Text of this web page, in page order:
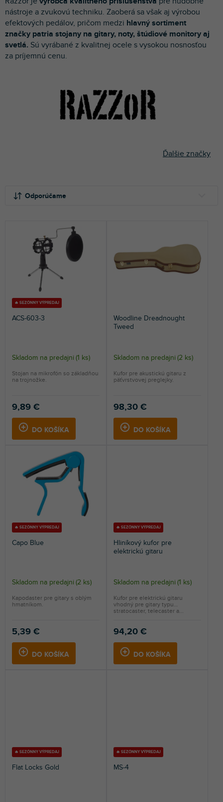
nástroje a zvukovú techniku. Zaoberá sa však aj výrobou
efektových pedálov, pričom medzi hlavný sortiment
značky patria stojany na gitary, noty, štúdiové monitory aj
svetlá. Sú vyrábané z kvalitnej ocele s vysokou nosnosťou
za príjemnú cenu.
Ďalšie značky
Odporúčame
NAJPREDÁVANEJŠIE
ABECEDNE
p
r
o
d
u
k
🔥 SEZÓNNY VÝPREDAJ
ACS-603-3
Skladom na predajni (1 ks)
9,89 €
DO KOŠÍKA
Stojan na mikrofón so základňou
na trojnožke.
Woodline Dreadnought
Tweed
Skladom na predajni (2 ks)
98,30 €
DO KOŠÍKA
Kufor pre akustickú gitaru z
päťvrstvovej preglejky.
🔥 SEZÓNNY VÝPREDAJ
Capo Blue
Skladom na predajni (2 ks)
5,39 €
DO KOŠÍKA
Kapodaster pre gitary s oblým
hmatníkom.
🔥 SEZÓNNY VÝPREDAJ
Hliníkový kufor pre
elektrickú gitaru
Skladom na predajni (1 ks)
94,20 €
DO KOŠÍKA
Kufor pre elektrickú gitaru
vhodný pre gitary typu
stratocaster, telecaster a...
🔥 SEZÓNNY VÝPREDAJ
Flat Locks Gold
🔥 SEZÓNNY VÝPREDAJ
MS-4